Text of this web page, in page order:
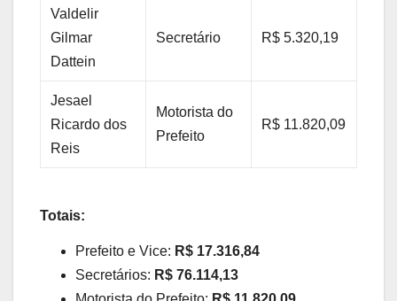
Valdelir
Gilmar
Dattein
Secretário R$ 5.320,19
Jesael
Ricardo dos
Reis
Motorista do
Prefeito
R$ 11.820,09
Totais:
Prefeito e Vice: R$ 17.316,84
Secretários: R$ 76.114,13